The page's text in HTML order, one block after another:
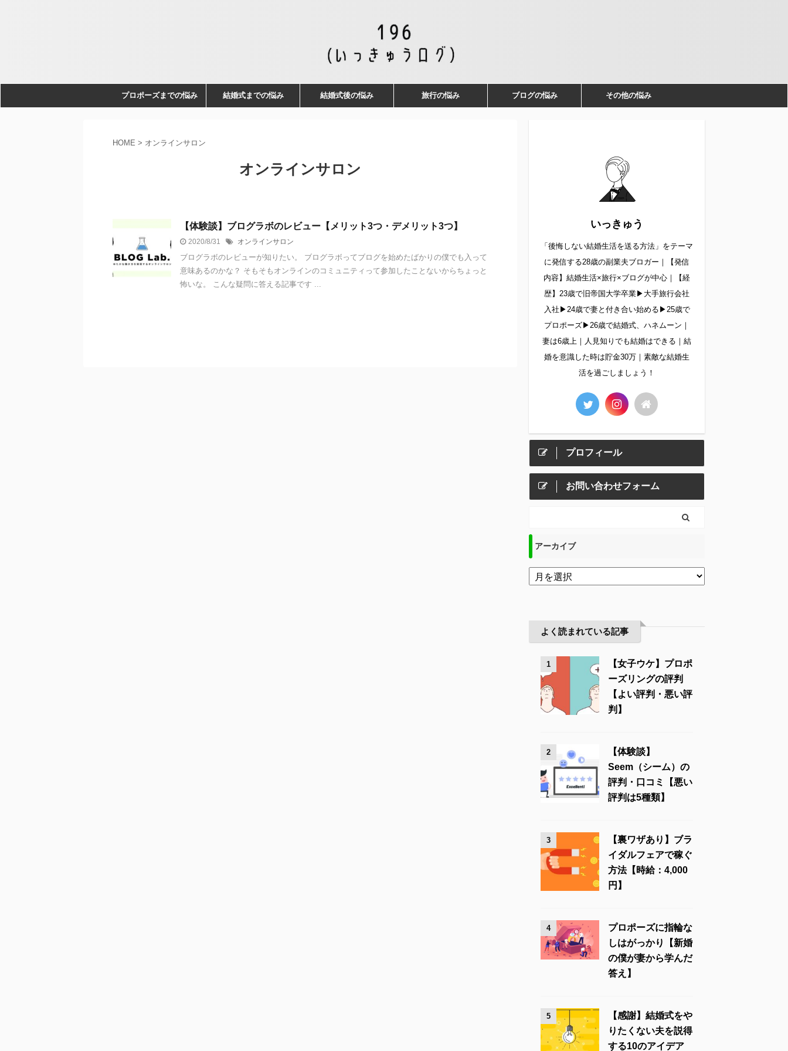
プロポーズまでの悩み 結婚式までの悩み 結婚式後の悩み 旅行の悩み ブログの悩み その他の悩み
HOME > オンラインサロン
オンラインサロン
【体験談】ブログラボのレビュー【メリット3つ・デメリット3つ】
2020/8/31 オンラインサロン
ブログラボのレビューが知りたい。 ブログラボってブログを始めたばかりの僕でも入って
意味あるのかな？ そもそもオンラインのコミュニティって参加したことないからちょっと
怖いな。 こんな疑問に答える記事です ...
いっきゅう
「後悔しない結婚生活を送る方法」をテーマ
に発信する28歳の副業夫ブロガー｜【発信
内容】結婚生活×旅行×ブログが中心｜【経
歴】23歳で旧帝国大学卒業▶︎大手旅行会社
入社▶︎24歳で妻と付き合い始める▶︎25歳で
プロポーズ▶︎26歳で結婚式、ハネムーン｜
妻は6歳上｜人見知りでも結婚はできる｜結
婚を意識した時は貯金30万｜素敵な結婚生
活を過ごしましょう！
プロフィール
お問い合わせフォーム
アーカイブ
よく読まれている記事
1
【女子ウケ】プロポ
ーズリングの評判
【よい評判・悪い評
判】
2
【体験談】
Seem（シーム）の
評判・口コミ【悪い
評判は5種類】
3
【裏ワザあり】ブラ
イダルフェアで稼ぐ
方法【時給：4,000
円】
4
プロポーズに指輪な
しはがっかり【新婚
の僕が妻から学んだ
答え】
5
【感謝】結婚式をや
りたくない夫を説得
する10のアイデア